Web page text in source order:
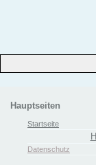
Hauptseiten
Startseite
Datenschutz